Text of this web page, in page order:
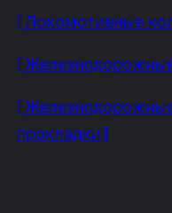
⟦Локомотивные
прокладки⟧